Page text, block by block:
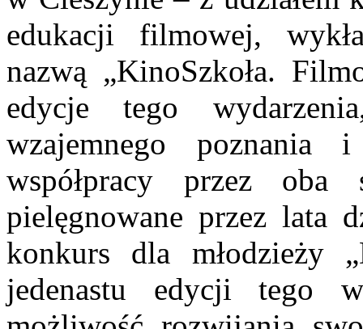
edukacji filmowej,
nazwą „KinoSzkoła.
edycje tego
wzajemnego poznania i
współpracy przez
pielęgnowane przez lata
konkurs dla młodzieży
jedenastu edycji tego